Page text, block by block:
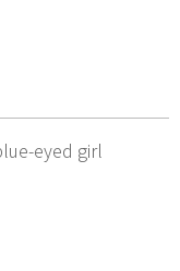
eyed girl